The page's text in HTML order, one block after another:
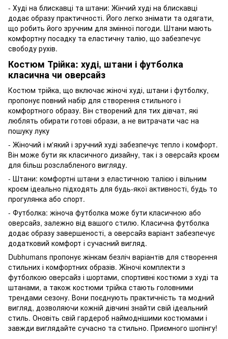
- Худі на блискавці та штани: Жінчий худі на блискавці
додає образу практичності. Його легко знімати та одягати,
що робить його зручним для змінної погоди. Штани мають
комфортну посадку та еластичну талію, що забезпечує
свободу рухів.
Костюм Трійка: худі, штани і футболка
класична чи оверсайз
Костюм трійка, що включає жіночі худі, штани і футболку,
пропонує повний набір для створення стильного і
комфортного образу. Він створений для тих дівчат, які
люблять обирати готові образи, а не витрачати час на
пошуку луку
- Жіночий і м'який і зручний худі забезпечує тепло і комфорт.
Він може бути як класичного дизайну, так і з оверсайз кроєм
для більш розслабленого вигляду.
- Штани: комфортні штани з еластичною талією і вільним
кроєм ідеально підходять для будь-якої активності, будь то
прогулянка або спорт.
- Футболка: жіноча футболка може бути класичною або
оверсайз, залежно від вашого стилю. Класична футболка
додає образу завершеності, а оверсайз варіант забезпечує
додатковий комфорт і сучасний вигляд.
Dubhumans пропонує жінкам безліч варіантів для створення
стильних і комфортних образів. Жіночі комплекти з
футболкою оверсайз і шортами, спортивні костюми з худі та
штанами, а також костюми трійка стають головними
трендами сезону. Вони поєднують практичність та модний
вигляд, дозволяючи кожній дівчині знайти свій ідеальний
стиль. Оновіть свій гардероб наймоднішими костюмами і
завжди виглядайте сучасно та стильно. Приємного шопінгу!